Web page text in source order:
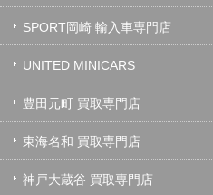
SPORT岡崎 輸入車専門店
UNITED MINICARS
豊田元町 買取専門店
東海名和 買取専門店
神戸大蔵谷 買取専門店